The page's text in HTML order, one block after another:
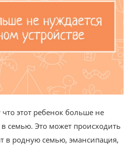
этот ребенок больше не
в семью. Это может происходить
в родную семью, эмансипация,